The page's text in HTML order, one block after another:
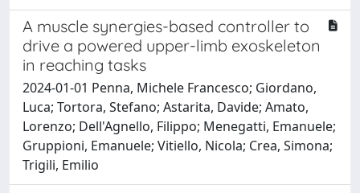
A muscle synergies-based controller to
drive a powered upper-limb exoskeleton
in reaching tasks
2024-01-01 Penna, Michele Francesco; Giordano,
Luca; Tortora, Stefano; Astarita, Davide; Amato,
Lorenzo; Dell'Agnello, Filippo; Menegatti, Emanuele;
Gruppioni, Emanuele; Vitiello, Nicola; Crea, Simona;
Trigili, Emilio